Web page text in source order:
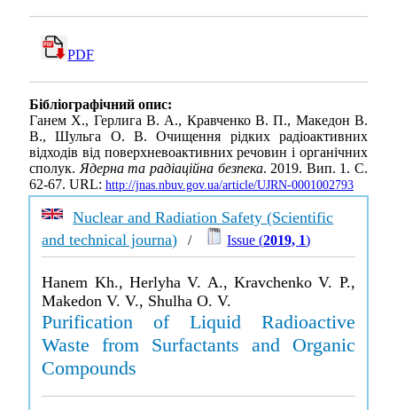
PDF
Бібліографічний опис:
Ганем Х., Герлига В. А., Кравченко В. П., Македон В.
В., Шульга О. В. Очищення рідких радіоактивних
відходів від поверхнево­активних речовин і органічних
сполук.Ядерна та радіаційна безпека. 2019. Вип. 1. С.
62-67. URL: http://jnas.nbuv.gov.ua/article/UJRN-0001002793
Nuclear and Radiation Safety (Scientific
and technical journa) / Issue (2019, 1)
Hanem Kh., Herlyha V. A., Kravchenko V. P.,
Makedon V. V., Shulha O. V.
Purification of Liquid Radioactive
Waste from Surfactants and Organic
Compounds